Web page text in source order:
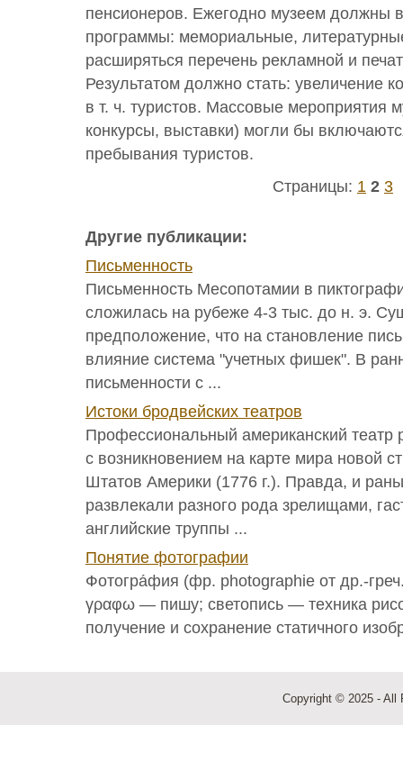
пенсионеров. Ежегодно музеем должны
программы: мемориальные,
расширяться перечень рекламной и
Результатом должно стать: увеличение
в т. ч. туристов. Массовые мероприятия
конкурсы, выставки) могли бы
пребывания туристов.
Страницы: 1 2 3
Другие публикации:
Письменность
Письменность Месопотамии в
сложилась на рубеже 4-3 тыс. до н. э.
предположение, что на становление
влияние система "учетных фишек". В
письменности с ...
Истоки бродвейских театров
Профессиональный американский театр
с возникновением на карте мира новой
Штатов Америки (1776 г.). Правда, и
развлекали разного рода зрелищами,
английские труппы ...
Понятие фотографии
Фотогра́фия (фр. photographie от др.-
γραφω — пишу; светопись — техника
получение и сохранение статичного
Copyright © 2025 - All